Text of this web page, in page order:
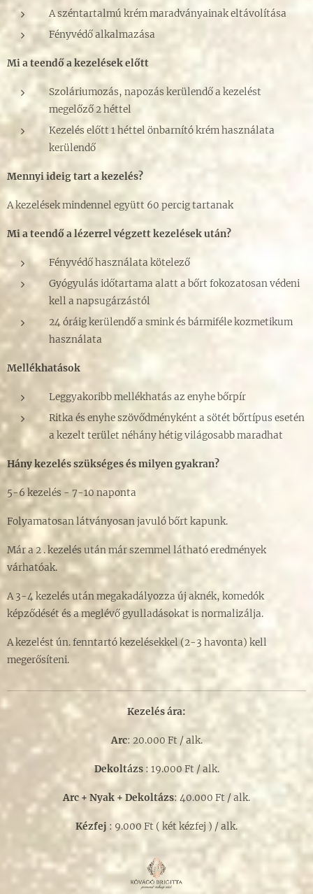
A széntartalmú krém maradványainak eltávolítása
Fényvédő alkalmazása
Mi a teendő a kezelések előtt
Szoláriumozás, napozás kerülendő a kezelést
megelőző 2 héttel
Kezelés előtt 1 héttel önbarnító krém használata
kerülendő
Mennyi ideig tart a kezelés?
A kezelések mindennel együtt 60 percig tartanak
Mi a teendő a lézerrel végzett kezelések után?
Fényvédő használata kötelező
Gyógyulás időtartama alatt a bőrt fokozatosan védeni
kell a napsugárzástól
24 óráig kerülendő a smink és bármiféle kozmetikum
használata
Mellékhatások
Leggyakoribb mellékhatás az enyhe bőrpír
Ritka és enyhe szövődményként a sötét bőrtípus esetén
a kezelt terület néhány hétig világosabb maradhat
Hány kezelés szükséges és milyen gyakran?
5-6 kezelés - 7-10 naponta
Folyamatosan látványosan javuló bőrt kapunk.
Már a 2 . kezelés után már szemmel látható eredmények
várhatóak.
A 3-4 kezelés után megakadályozza új aknék, komedók
képződését és a meglévő gyulladásokat is normalizálja.
A kezelést ún. fenntartó kezelésekkel (2-3 havonta) kell
megerősíteni.
Kezelés ára:
Arc: 20.000 Ft / alk.
Dekoltázs: 19.000 Ft / alk.
Arc + Nyak + Dekoltázs: 40.000 Ft / alk.
Kézfej : 9.000 Ft ( két kézfej ) / alk.